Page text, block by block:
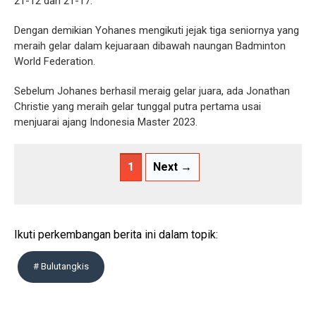
Dengan demikian Yohanes mengikuti jejak tiga seniornya yang
meraih gelar dalam kejuaraan dibawah naungan Badminton
World Federation.
Sebelum Johanes berhasil meraig gelar juara, ada Jonathan
Christie yang meraih gelar tunggal putra pertama usai
menjuarai ajang Indonesia Master 2023.
1 Next →
Ikuti perkembangan berita ini dalam topik:
# Bulutangkis